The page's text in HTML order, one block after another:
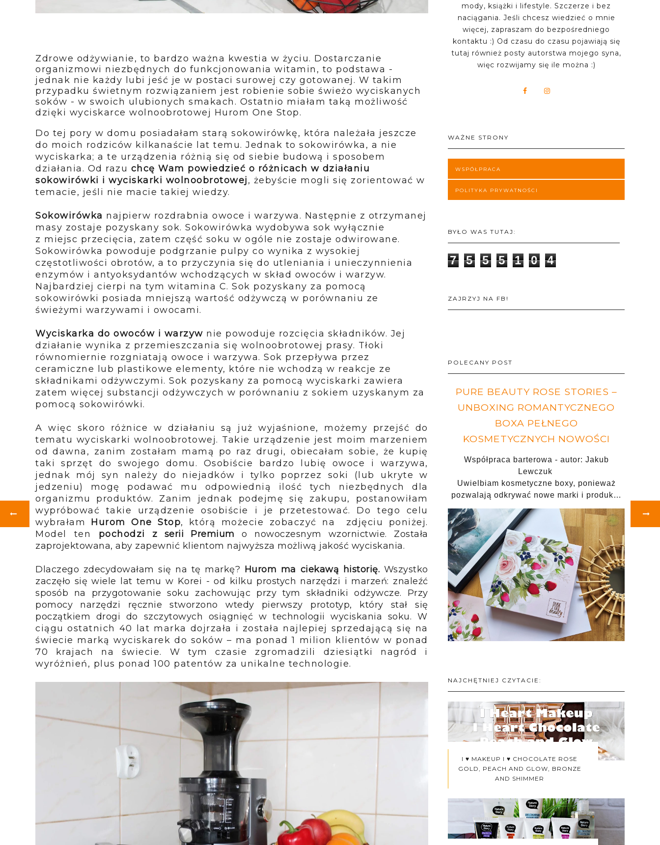
Zdrowe odżywianie, to bardzo ważna kwestia w życiu. Dostarczanie
organizmowi niezbędnych do funkcjonowania witamin, to podstawa -
jednak nie każdy lubi jeść je w postaci surowej czy gotowanej. W takim
przypadku świetnym rozwiązaniem jest robienie sobie świeżo wyciskanych
soków - w swoich ulubionych smakach. Ostatnio miałam taką możliwość
dzięki wyciskarce wolnoobrotowej Hurom One Stop.
Do tej pory w domu posiadałam starą sokowirówkę, która należała jeszcze
do moich rodziców kilkanaście lat temu. Jednak to sokowirówka, a nie
wyciskarka; a te urządzenia różnią się od siebie budową i sposobem
działania. Od razu chcę Wam powiedzieć o różnicach w działaniu
sokowirówki i wyciskarki wolnoobrotowej, żebyście mogli się zorientować w
temacie, jeśli nie macie takiej wiedzy.
Sokowirówka najpierw rozdrabnia owoce i warzywa. Następnie z otrzymanej
masy zostaje pozyskany sok. Sokowirówka wydobywa sok wyłącznie
z miejsc przecięcia, zatem część soku w ogóle nie zostaje odwirowane.
Sokowirówka powoduje podgrzanie pulpy co wynika z wysokiej
częstotliwości obrotów, a to przyczynia się do utleniania i unieczynnienia
enzymów i antyoksydantów wchodzących w skład owoców i warzyw.
Najbardziej cierpi na tym witamina C. Sok pozyskany za pomocą
sokowirówki posiada mniejszą wartość odżywczą w porównaniu ze
świeżymi warzywami i owocami.
Wyciskarka do owoców i warzyw nie powoduje rozcięcia składników. Jej
działanie wynika z przemieszczania się wolnoobrotowej prasy. Tłoki
równomiernie rozgniatają owoce i warzywa. Sok przepływa przez
ceramiczne lub plastikowe elementy, które nie wchodzą w reakcje ze
składnikami odżywczymi. Sok pozyskany za pomocą wyciskarki zawiera
zatem więcej substancji odżywczych w porównaniu z sokiem uzyskanym za
pomocą sokowirówki.
A więc skoro różnice w działaniu są już wyjaśnione, możemy przejść do
tematu wyciskarki wolnoobrotowej. Takie urządzenie jest moim marzeniem
od dawna, zanim zostałam mamą po raz drugi, obiecałam sobie, że kupię
taki sprzęt do swojego domu. Osobiście bardzo lubię owoce i warzywa,
jednak mój syn należy do niejadków i tylko poprzez soki (lub ukryte w
jedzeniu) mogę podawać mu odpowiednią ilość tych niezbędnych dla
organizmu produktów. Zanim jednak podejmę się zakupu, postanowiłam
wypróbować takie urządzenie osobiście i je przetestować. Do tego celu
wybrałam Hurom One Stop, którą możecie zobaczyć na zdjęciu poniżej.
Model ten pochodzi z serii Premium o nowoczesnym wzornictwie. Została
zaprojektowana, aby zapewnić klientom najwyższa możliwą jakość wyciskania.
Dlaczego zdecydowałam się na tę markę? Hurom ma ciekawą historię. Wszystko
zaczęło się wiele lat temu w Korei - od kilku prostych narzędzi i marzeń: znaleźć
sposób na przygotowanie soku zachowując przy tym składniki odżywcze. Przy
pomocy narzędzi ręcznie stworzono wtedy pierwszy prototyp, który stał się
początkiem drogi do szczytowych osiągnięć w technologii wyciskania soku.W
ciągu ostatnich 40 lat marka dojrzała i została najlepiej sprzedającą się na
świecie marką wyciskarek do soków – ma ponad 1 milion klientów w ponad
70 krajach na świecie. W tym czasie zgromadzili dziesiątki nagród i
wyróżnień, plus ponad 100 patentów za unikalne technologie.
mody, książki i lifestyle. Szczerze i bez
naciągania. Jeśli chcesz wiedzieć o mnie
więcej, zapraszam do bezpośredniego
kontaktu :) Od czasu do czasu pojawiają się
tutaj również posty autorstwa mojego syna,
więc rozwijamy się ile można :)
WAŻNE STRONY
WSPÓŁPRACA
POLITYKA PRYWATNOŚCI
BYŁO WAS TUTAJ:
7 5 5 5 1 0 4
ZAJRZYJ NA FB!
POLECANY POST
PURE BEAUTY ROSE STORIES –
UNBOXING ROMANTYCZNEGO
BOXA PEŁNEGO
KOSMETYCZNYCH NOWOŚCI
Współpraca barterowa - autor: Jakub
Lewczuk
Uwielbiam kosmetyczne boxy, ponieważ
pozwalają odkrywać nowe marki i produk…
NAJCHĘTNIEJ CZYTACIE:
I ♥ MAKEUP I ♥ CHOCOLATE ROSE
GOLD, PEACH AND GLOW, BRONZE
AND SHIMMER